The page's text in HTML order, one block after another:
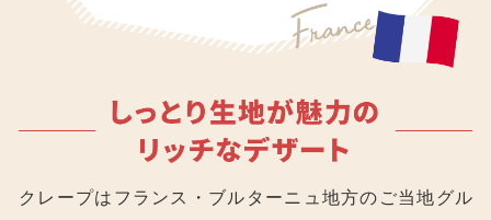
クレープはフランス・ブルターニュ地方のご当地グル